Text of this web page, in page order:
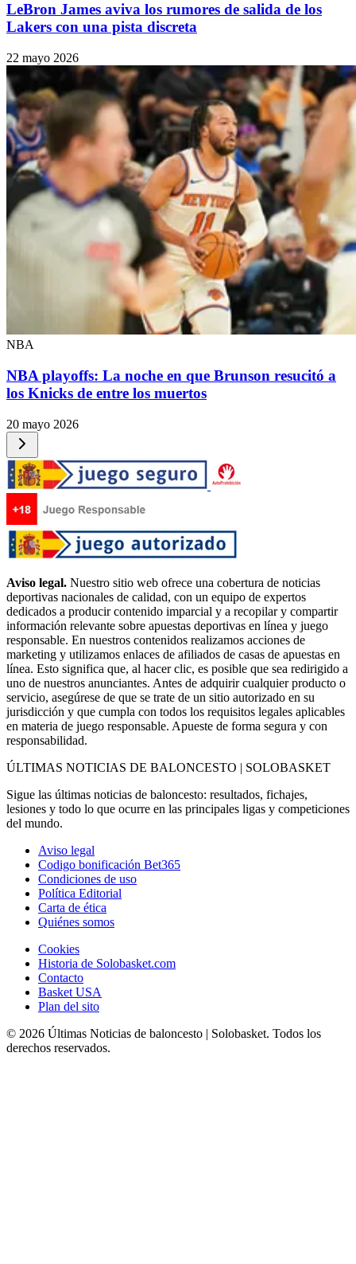
LeBron James aviva los rumores de salida de los
Lakers con una pista discreta
22 mayo 2026
NBA
NBA playoffs: La noche en que Brunson resucitó a
los Knicks de entre los muertos
20 mayo 2026
Aviso legal. Nuestro sitio web ofrece una cobertura de noticias
deportivas nacionales de calidad, con un equipo de expertos
dedicados a producir contenido imparcial y a recopilar y compartir
información relevante sobre apuestas deportivas en línea y juego
responsable. En nuestros contenidos realizamos acciones de
marketing y utilizamos enlaces de afiliados de casas de apuestas en
línea. Esto significa que, al hacer clic, es posible que sea redirigido a
uno de nuestros anunciantes. Antes de adquirir cualquier producto o
servicio, asegúrese de que se trate de un sitio autorizado en su
jurisdicción y que cumpla con todos los requisitos legales aplicables
en materia de juego responsable. Apueste de forma segura y con
responsabilidad.
ÚLTIMAS NOTICIAS DE BALONCESTO | SOLOBASKET
Sigue las últimas noticias de baloncesto: resultados, fichajes,
lesiones y todo lo que ocurre en las principales ligas y competiciones
del mundo.
Aviso legal
Codigo bonificación Bet365
Condiciones de uso
Política Editorial
Carta de ética
Quiénes somos
Cookies
Historia de Solobasket.com
Contacto
Basket USA
Plan del sito
© 2026 Últimas Noticias de baloncesto | Solobasket. Todos los
derechos reservados.